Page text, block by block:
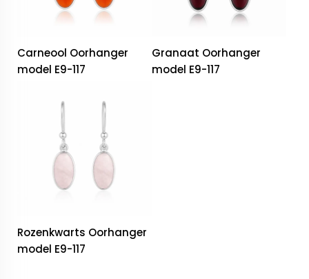
Carneool Oorhanger
model E9-117
Granaat Oorhanger
model E9-117
Rozenkwarts Oorhanger
model E9-117